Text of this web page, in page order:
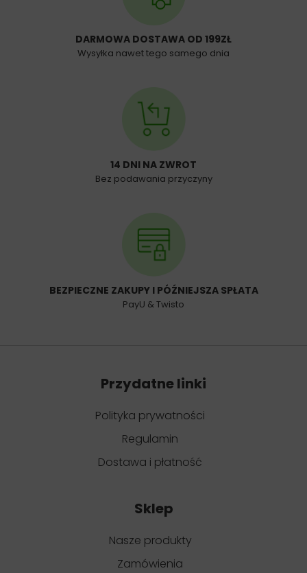
DARMOWA DOSTAWA OD 199ZŁ
Wysyłka nawet tego samego dnia
14 DNI NA ZWROT
Bez podawania przyczyny
BEZPIECZNE ZAKUPY I PÓŹNIEJSZA SPŁATA
PayU & Twisto
Przydatne linki
Polityka prywatności
Regulamin
Dostawa i płatność
Sklep
Nasze produkty
Zamówienia